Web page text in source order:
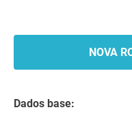
NOVA
Dados base: